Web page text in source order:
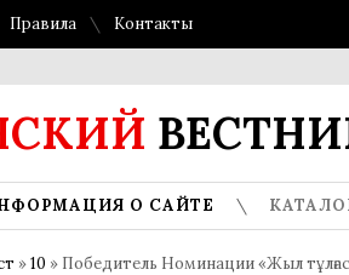
Правила Контакты
О САЙТЕ
»10 » Победитель Номинации «Жыл